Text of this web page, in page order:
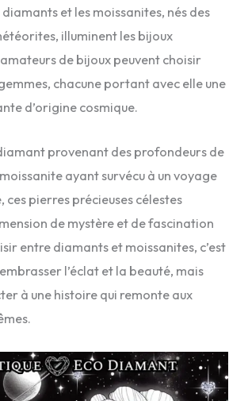
diamants et les moissanites, nés des
illuminent les bijoux
de bijoux peuvent choisir
chacune portant avec elle une
d’origine cosmique.
provenant des profondeurs de
ayant survécu à un voyage
pierres précieuses célestes
de mystère et de fascination
entre diamants et moissanites, c’est
l’éclat et la beauté, mais
à une histoire qui remonte aux